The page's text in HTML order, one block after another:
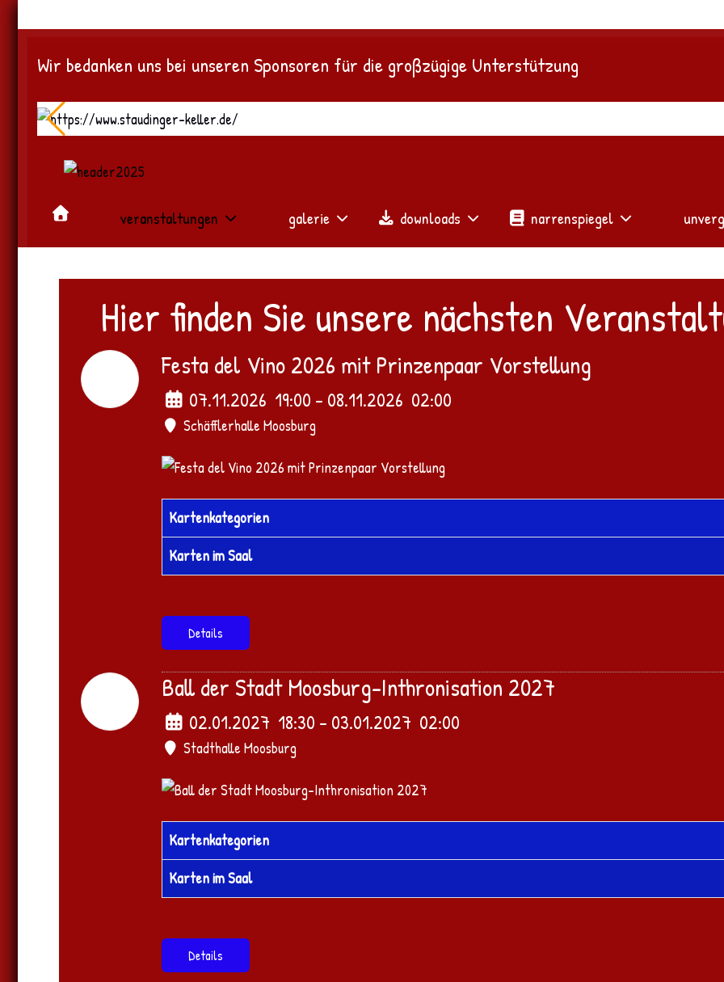
Wir bedanken uns bei unseren Sponsoren für die großzügige Unterstützung
veranstaltungen galerie downloads narrenspiegel
Hier finden Sie unsere nächsten
Festa del Vino 2026 mit Prinzenpaar Vorstellung
07.11.2026 19:00 - 08.11.2026 02:00
Schäfflerhalle Moosburg
Kartenkategorien
Karten im Saal
Details
Ball der Stadt Moosburg-Inthronisation 2027
02.01.2027 18:30 - 03.01.2027 02:00
Stadthalle Moosburg
Kartenkategorien
Karten im Saal
Details